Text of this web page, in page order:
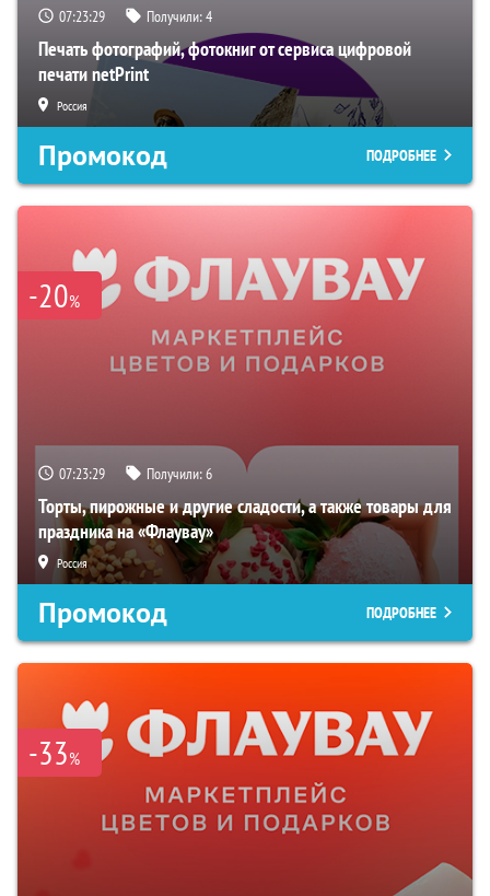
07:23:28 Получили:4
Печать фотографий, фотокниг от сервиса цифровой
печати netPrint
Россия
Промокод ПОДРОБНЕЕ
-20%
07:23:28 Получили:6
Торты, пирожные и другие сладости, а также товары для
праздника на «Флаувау»
Россия
Промокод ПОДРОБНЕЕ
-33%